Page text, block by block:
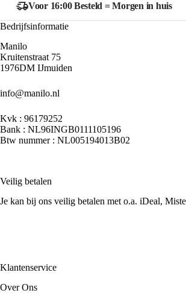
Voor 16:00 Besteld = Morgen in huis
Bedrijfsinformatie
Manilo
Kruitenstraat 75
1976DM IJmuiden
info@manilo.nl
Kvk : 96179252
Bank : NL96INGB0111105196
Btw nummer : NL005194013B02
Veilig betalen
Je kan bij ons veilig betalen met o.a. iDeal,
Klantenservice
Over Ons